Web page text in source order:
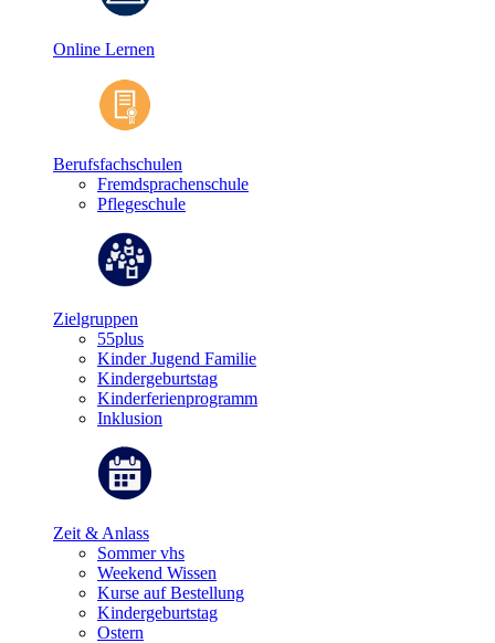
Online Lernen
Berufsfachschulen
Fremdsprachenschule
Pflegeschule
Zielgruppen
55plus
Kinder Jugend Familie
Kindergeburtstag
Kinderferienprogramm
Inklusion
Zeit & Anlass
Sommer vhs
Weekend Wissen
Kurse auf Bestellung
Kindergeburtstag
Ostern